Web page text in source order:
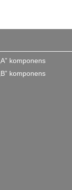
komponens
komponens